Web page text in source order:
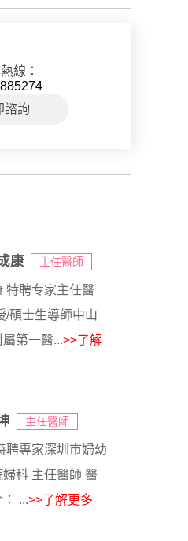
線：
諮詢
康 主任醫師
特聘专家主任醫
/碩士生導師中山
屬第一醫...>>了解
主任醫師
聘專家深圳市婦幼
婦科 主任醫師 醫
...>>了解更多